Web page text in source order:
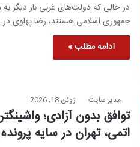
در حالی که دولت‌های غربی بار دیگر به
جمهوری اسلامی هستند، رضا پهلوی در
ادامه مطلب »
مدیر سایت ژوئن 18, 2026
توافق بدون آزادی؛
اتمی، تهران در سایه